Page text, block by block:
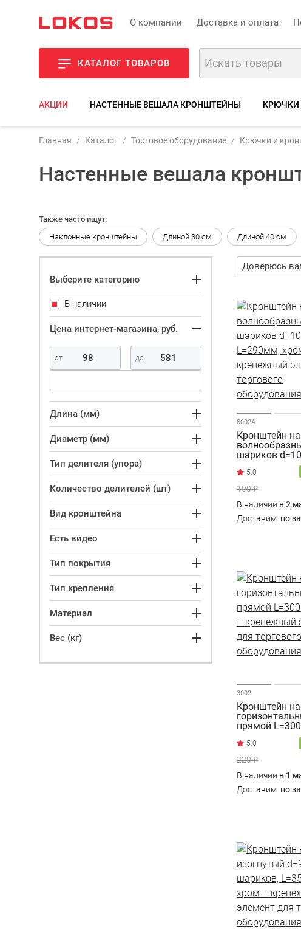
О компании Доставка и оплата
КАТАЛОГ ТОВАРОВ
АКЦИИ НАСТЕННЫЕ ВЕШАЛА КРОНШТЕЙНЫ КРЮЧКИ
Главная Каталог Торговое оборудование Крючки и
Настенные вешала
Также часто ищут:
Наклонные кронштейны
Длиной 30 см Длиной 40 см
Выберите категорию
В наличии
Цена интернет-магазина, руб.
Длина (мм)
Диаметр (мм)
Тип делителя (упора)
Количество делителей (шт)
Вид кронштейна
Есть видео
Тип покрытия
Тип крепления
Материал
Вес (кг)
8002A
Кронштейн на
шариков
L=290мм,
100 ₽
В наличии в 2
Доставим по
3002
Кронштейн на
прямой
220 ₽
В наличии в 1
Доставим по